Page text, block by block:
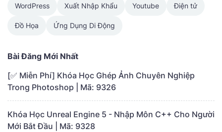
WordPress Xuất Nhập Khẩu Youtube Điện tử
Đồ Họa Ứng Dụng Di Động
Bài Đăng Mới Nhất
[✅ Miễn Phí] Khóa Học Ghép Ảnh Chuyên Nghiệp
Trong Photoshop | Mã: 9326
Khóa Học Unreal Engine 5 - Nhập Môn C++ Cho Người
Mới Bắt Đầu | Mã: 9328